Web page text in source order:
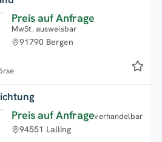
Preis auf Anfrage
MwSt. ausweisbar
91790 Bergen
Preis auf Anfrageverhandelbar
94551 Lalling